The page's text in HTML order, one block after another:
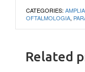
CATEGORIES:
OFTALMOLOGIA,
Related